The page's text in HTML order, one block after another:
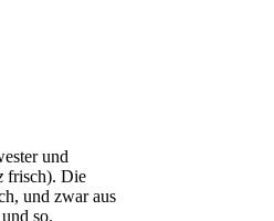
und
frisch). Die
und zwar aus
so.